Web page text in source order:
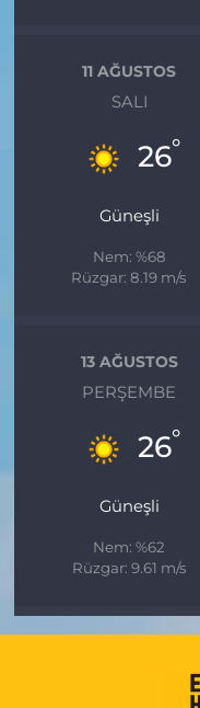
11 AĞUSTOS
SALI
26°
Güneşli
Nem: %68
Rüzgar: 8.19 m/s
13 AĞUSTOS
PERŞEMBE
26°
Güneşli
Nem: %62
Rüzgar: 9.61 m/s